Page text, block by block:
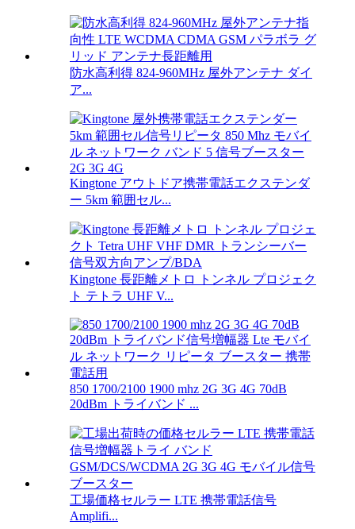
防水高利得 824-960MHz 屋外アンテナ ダイ
ア...
Kingtone アウトドア携帯電話エクステンダ
ー 5km 範囲セル...
Kingtone 長距離メトロ トンネル プロジェク
ト テトラ UHF V...
850 1700/2100 1900 mhz 2G 3G 4G 70dB
20dBm トライバンド ...
工場価格セルラー LTE 携帯電話信号
Amplifi...